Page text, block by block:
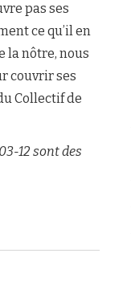
pas ses
ce qu’il en
la nôtre, nous
couvrir ses
Collectif de
12 sont des